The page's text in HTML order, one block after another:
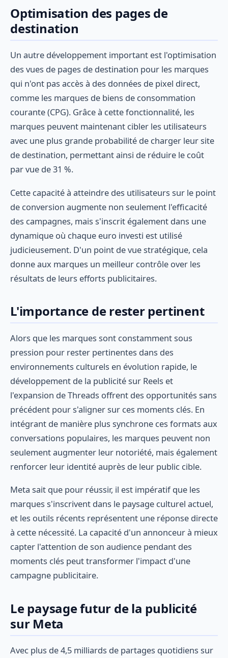
Optimisation des pages de
destination
Un autre développement important est l'optimisation
des vues de pages de destination pour les marques
qui n'ont pas accès à des données de pixel direct,
comme les marques de biens de consommation
courante (CPG). Grâce à cette fonctionnalité, les
marques peuvent maintenant cibler les utilisateurs
avec une plus grande probabilité de charger leur site
de destination, permettant ainsi de réduire le coût
par vue de 31 %.
Cette capacité à atteindre des utilisateurs sur le point
de conversion augmente non seulement l'efficacité
des campagnes, mais s'inscrit également dans une
dynamique où chaque euro investi est utilisé
judicieusement. D'un point de vue stratégique, cela
donne aux marques un meilleur contrôle over les
résultats de leurs efforts publicitaires.
L'importance de rester pertinent
Alors que les marques sont constamment sous
pression pour rester pertinentes dans des
environnements culturels en évolution rapide, le
développement de la publicité sur Reels et
l'expansion de Threads offrent des opportunités sans
précédent pour s'aligner sur ces moments clés. En
intégrant de manière plus synchrone ces formats aux
conversations populaires, les marques peuvent non
seulement augmenter leur notoriété, mais également
renforcer leur identité auprès de leur public cible.
Meta sait que pour réussir, il est impératif que les
marques s'inscrivent dans le paysage culturel actuel,
et les outils récents représentent une réponse directe
à cette nécessité. La capacité d'un annonceur à mieux
capter l'attention de son audience pendant des
moments clés peut transformer l'impact d'une
campagne publicitaire.
Le paysage futur de la publicité
sur Meta
Avec plus de 4,5 milliards de partages quotidiens sur